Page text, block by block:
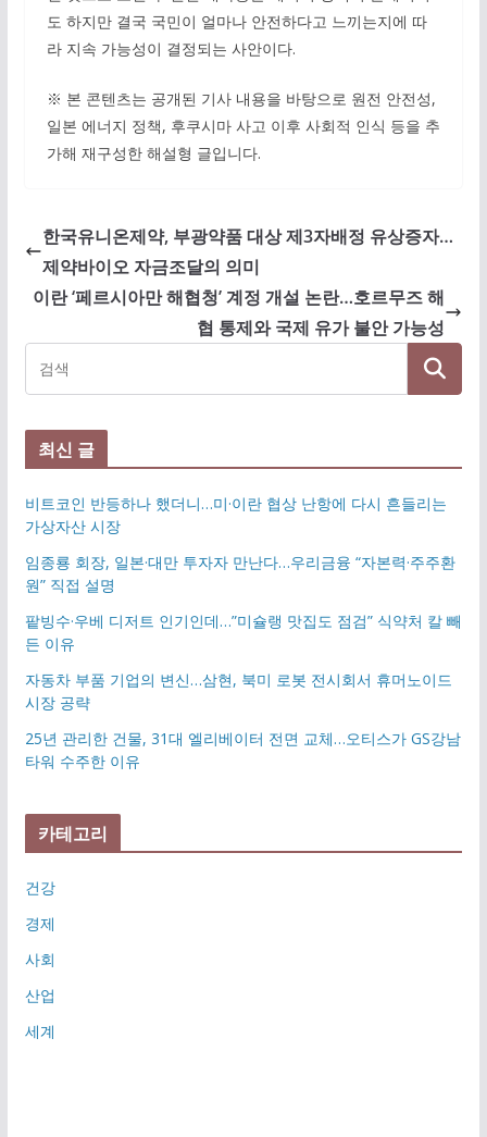
도 하지만 결국 국민이 얼마나 안전하다고 느끼는지에 따
라 지속 가능성이 결정되는 사안이다.
※ 본 콘텐츠는 공개된 기사 내용을 바탕으로 원전 안전성,
일본 에너지 정책, 후쿠시마 사고 이후 사회적 인식 등을 추
가해 재구성한 해설형 글입니다.
한국유니온제약, 부광약품 대상 제3자배정 유상증자…
제약바이오 자금조달의 의미
이란 ‘페르시아만 해협청’ 계정 개설 논란…호르무즈 해
협 통제와 국제 유가 불안 가능성
최신 글
비트코인 반등하나 했더니…미·이란 협상 난항에 다시 흔들리는
가상자산 시장
임종룡 회장, 일본·대만 투자자 만난다…우리금융 “자본력·주주환
원” 직접 설명
팥빙수·우베 디저트 인기인데…”미슐랭 맛집도 점검” 식약처 칼 빼
든 이유
자동차 부품 기업의 변신…삼현, 북미 로봇 전시회서 휴머노이드
시장 공략
25년 관리한 건물, 31대 엘리베이터 전면 교체…오티스가 GS강남
타워 수주한 이유
카테고리
건강
경제
사회
산업
세계